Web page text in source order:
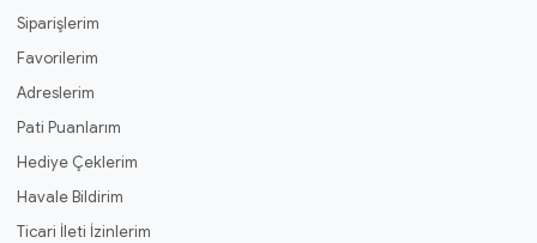
Siparişlerim
Favorilerim
Adreslerim
Pati Puanlarım
Hediye Çeklerim
Havale Bildirim
Ticari İleti İzinlerim